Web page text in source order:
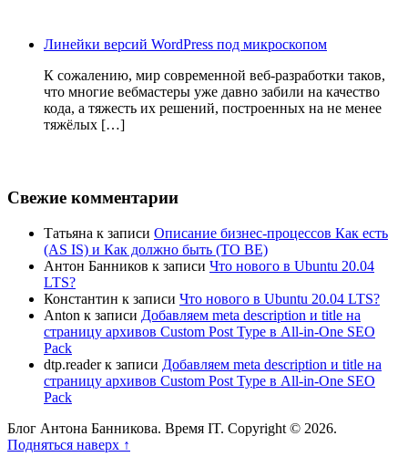
Линейки версий WordPress под микроскопом
К сожалению, мир современной веб-разработки таков,
что многие вебмастеры уже давно забили на качество
кода, а тяжесть их решений, построенных на не менее
тяжёлых […]
Свежие комментарии
Татьяна к записи Описание бизнес-процессов Как есть
(AS IS) и Как должно быть (TO BE)
Антон Банников к записи Что нового в Ubuntu 20.04
LTS?
Константин к записи Что нового в Ubuntu 20.04 LTS?
Anton к записи Добавляем meta description и title на
страницу архивов Custom Post Type в All-in-One SEO
Pack
dtp.readerк записи Добавляем meta description и title на
страницу архивов Custom Post Type в All-in-One SEO
Pack
Блог Антона Банникова. Время IT. Copyright © 2026.
Подняться наверх ↑